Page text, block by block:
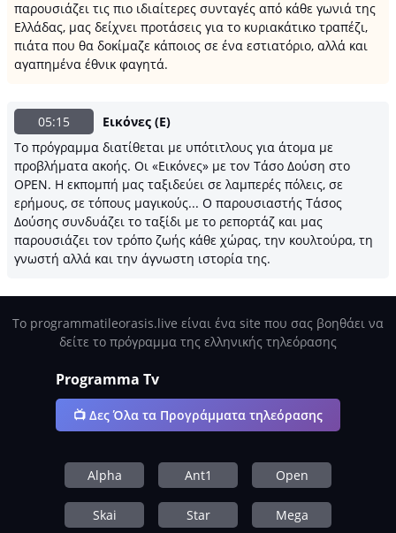
παρουσιάζει τις πιο ιδιαίτερες συνταγές από κάθε γωνιά της
Ελλάδας, μας δείχνει προτάσεις για το κυριακάτικο τραπέζι,
πιάτα που θα δοκίμαζε κάποιος σε ένα εστιατόριο, αλλά και
αγαπημένα έθνικ φαγητά.
05:15
Εικόνες (E)
Το πρόγραμμα διατίθεται με υπότιτλους για άτομα με
προβλήματα ακοής. Οι «Εικόνες» με τον Τάσο Δούση στο
OPEN. Η εκπομπή μας ταξιδεύει σε λαμπερές πόλεις, σε
ερήμους, σε τόπους μαγικούς... Ο παρουσιαστής Τάσος
Δούσης συνδυάζει το ταξίδι με το ρεπορτάζ και μας
παρουσιάζει τον τρόπο ζωής κάθε χώρας, την κουλτούρα, τη
γνωστή αλλά και την άγνωστη ιστορία της.
Το programmatileorasis.live είναι ένα site που σας βοηθάει να
δείτε το πρόγραμμα της ελληνικής τηλεόρασης
Programma Tv
📺 Δες Όλα τα Προγράμματα τηλεόρασης
Alpha Ant1 Open
Skai Star Mega